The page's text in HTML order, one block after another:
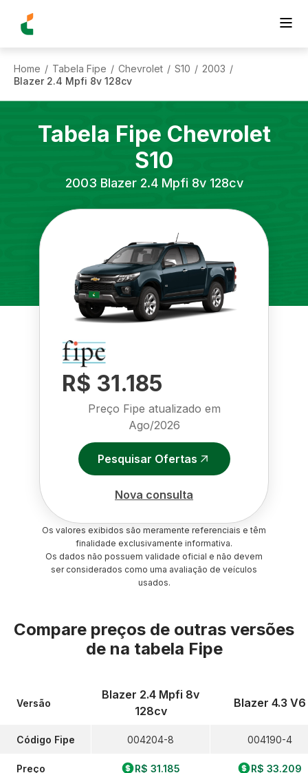
Home / Tabela Fipe / Chevrolet / S10 / 2003 /
Blazer 2.4 Mpfi 8v 128cv
Tabela Fipe Chevrolet
S10
2003 Blazer 2.4 Mpfi 8v 128cv
R$ 31.185
Preço Fipe atualizado em
Ago/2026
Pesquisar Ofertas
Nova consulta
Os valores exibidos são meramente referenciais e têm
finalidade exclusivamente informativa.
Os dados não possuem validade oficial e não devem
ser considerados como uma avaliação de veículos
usados.
Compare preços de outras versões
de na tabela Fipe
Versão
Código Fipe
Preço
Blazer 2.4 Mpfi 8v
128cv
004204-8
R$ 31.185
Blazer 4.3 V6
004190-4
R$ 33.209